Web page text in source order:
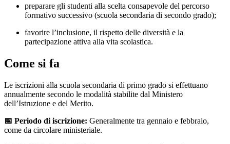
preparare gli studenti alla scelta consapevole del percorso
formativo successivo (scuola secondaria di secondo grado);
favorire l’inclusione, il rispetto delle diversità e la
partecipazione attiva alla vita scolastica.
Come si fa
Le iscrizioni alla scuola secondaria di primo grado si effettuano
annualmente secondo le modalità stabilite dal Ministero
dell’Istruzione e del Merito.
📅 Periodo di iscrizione: Generalmente tra gennaio e febbraio,
come da circolare ministeriale.